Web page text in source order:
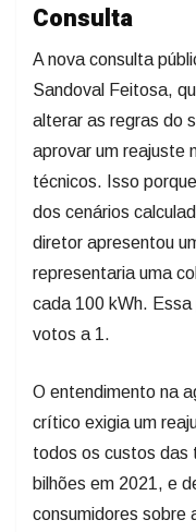
Consulta
A nova consulta
Sandoval Feitosa,
alterar as regras do
aprovar um reajuste
técnicos. Isso
dos cenários
diretor apresentou
representaria uma
cada 100 kWh.
votos a 1.
O entendimento na
crítico exigia um
todos os custos das
bilhões em 2021, e
consumidores sobre